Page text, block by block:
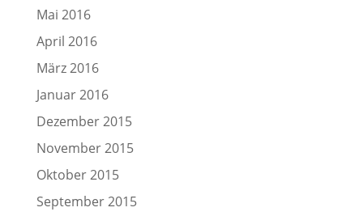
Mai 2016
April 2016
März 2016
Januar 2016
Dezember 2015
November 2015
Oktober 2015
September 2015